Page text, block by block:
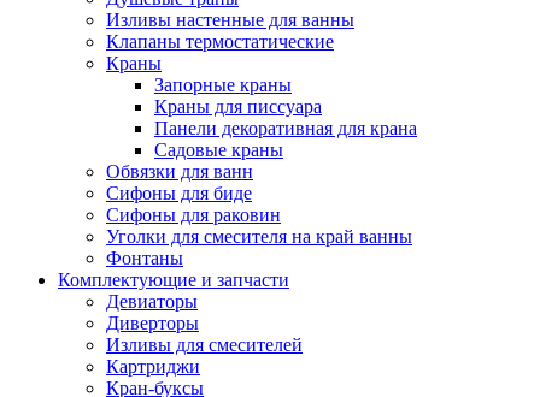
Изливы настенные для ванны
Клапаны термостатические
Краны
Запорные краны
Краны для писсуара
Панели декоративная для крана
Садовые краны
Обвязки для ванн
Сифоны для биде
Сифоны для раковин
Уголки для смесителя на край ванны
Фонтаны
Комплектующие и запчасти
Девиаторы
Диверторы
Изливы для смесителей
Картриджи
Кран-буксы